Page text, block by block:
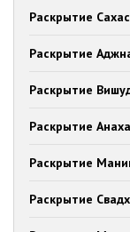
Раскрытие
Раскрытие
Раскрытие
Раскрытие
Раскрытие
Раскрытие